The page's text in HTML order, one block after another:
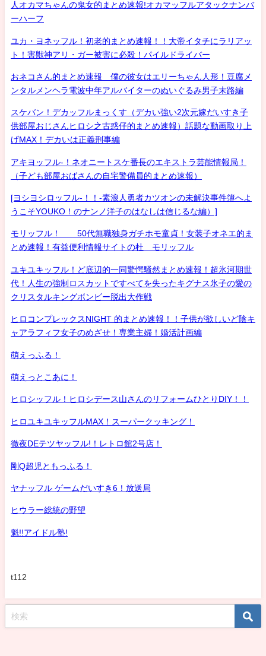
人オカマちゃんの鬼女的まとめ速報!オカマッフルアタックナンバ
ーハーフ
ユカ・ヨネッフル！初老的まとめ速報！！大帝イタチにラリアッ
ト！害獣神アリ・ガー被害に必殺！パイルドライバー
おネコさん的まとめ速報 僕の彼女はエリーちゃん人形！豆腐メ
ンタルメンヘラ電波中年アルバイターのぬいぐるみ男子末路編
スケバン！デカッフルまっくす（デカい強い2次元嫁だいすき子
供部屋おじさんヒロシ之古惑仔的まとめ速報）話題な動画取り上
げMAX！デカいは正義刑事編
アキヨッフル-！ネオニートスケ番長のエキストラ芸能情報局！
（子ども部屋おばさんの自宅警備員的まとめ速報）
[ヨシヨシロッフル-！！-素浪人勇者カツオンの未解決事件簿へよ
うこそYOUKO！のナンノ洋子のはなしは信じるな編）]
モリッフル！ 50代無職独身ガチホモ童貞！女装子オネエ的ま
とめ速報！有益便利情報サイトの杜 モリッフル
ユキユキッフル！ど底辺的一同驚愕騒然まとめ速報！超氷河期世
代！人生の強制ロスカットですべてを失ったキグナス氷子の愛の
クリスタルキングボンビー脱出大作戦
ヒロコンプレックスNIGHT 的まとめ速報！！子供が欲しいど陰キ
ャアラフィフ女子のめざせ！専業主婦！婚活計画編
萌えっふる！
萌えっとこあに！
ヒロシッフル！ヒロシデース山さんのリフォームひとりDIY！！
ヒロユキユキッフルMAX！スーパークッキング！
徹夜DEテツヤッフル!！レトロ館2号店！
剛Q超児ともっふる！
ヤナッフル ゲームだいすき6！放送局
ヒウラー総統の野望
魁!!アイドル塾!
t112